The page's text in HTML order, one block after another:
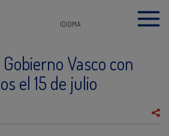
IDIOMA
Vasco con
el 15 de julio